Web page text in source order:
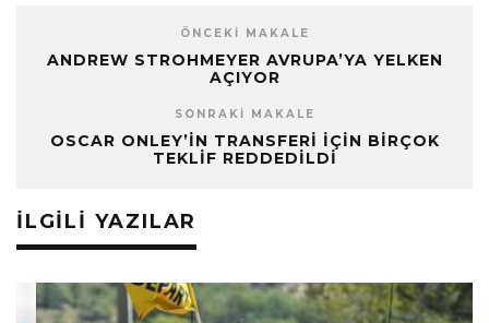
ÖNCEKI MAKALE
ANDREW STROHMEYER AVRUPA’YA YELKEN
AÇIYOR
SONRAKI MAKALE
OSCAR ONLEY’IN TRANSFERI İÇIN BIRÇOK
TEKLIF REDDEDILDI
İLGILI YAZILAR